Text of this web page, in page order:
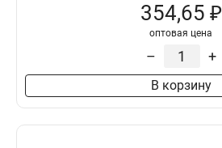
354,65 ₽
оптовая цена
– +
В корзину